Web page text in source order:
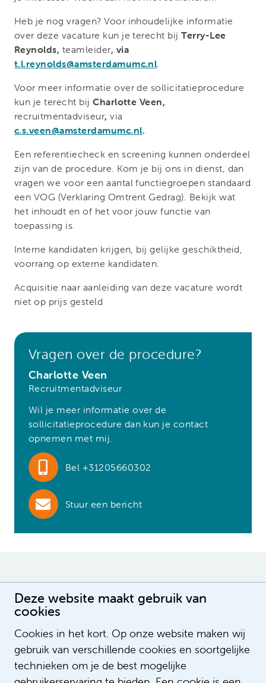
Deze website maakt gebruik van
cookies
Cookies in het kort. Op onze website maken wij
gebruik van verschillende cookies en soortgelijke
technieken om je de best mogelijke
Heb je nog vragen? Voor inhoudelijke informatie
over deze vacature kun je terecht bijTerry-Lee
Reynolds, teamleider, via
t.l.reynolds@amsterdamumc.nl.
Voor meer informatie over de sollicitatieprocedure
kun je terecht bijCharlotte Veen,
recruitmentadviseur,via
c.s.veen@amsterdamumc.nl.
Een referentiecheck en screening kunnen onderdeel
zijn van de procedure. Kom je bij ons in dienst, dan
vragen we voor een aantal functiegroepen standaard
een VOG (Verklaring Omtrent Gedrag). Bekijk wat
het inhoudt en of het voor jouw functie van
toepassing is.
Interne kandidaten krijgen, bij gelijke geschiktheid,
voorrang op externe kandidaten.
Acquisitie naar aanleiding van deze vacature wordt
niet op prijs gesteld
Vragen over de procedure?
Charlotte Veen
Recruitmentadviseur
Wil je meer informatie over de
sollicitatieprocedure dan kun je contact
opnemen met mij.
Bel +31205660302
Stuur een bericht
Deze vacatures vind je
Medisch student polikliniek
Urologie